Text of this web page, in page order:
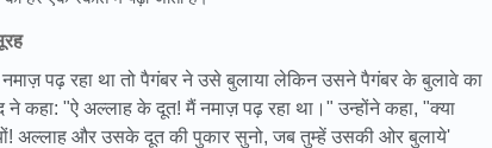
पढ़ रहा था तो पैगंबर ने उसे बुलाया लेकिन उसने पैगंबर के बुलावे का
ने कहा: "ऐ अल्लाह के दूत! मैं नमाज़ पढ़ रहा था।" उन्होंने कहा, "क्या
अल्लाह और उसके दूत की पुकार सुनो, जब तुम्हें उसकी ओर बुलाये'